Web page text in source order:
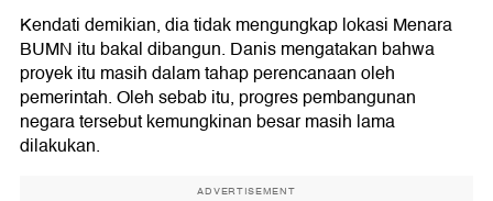
Kendati demikian, dia tidak mengungkap lokasi Menara
BUMN itu bakal dibangun. Danis mengatakan bahwa
proyek itu masih dalam tahap perencanaan oleh
pemerintah. Oleh sebab itu, progres pembangunan
negara tersebut kemungkinan besar masih lama
dilakukan.
ADVERTISEMENT